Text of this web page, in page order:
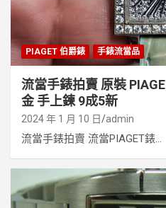
PIAGET 伯爵錶 手錶流當品
流當手錶拍賣 原裝
金 手上鍊 9成5新
2024 年 1 月 10 日 admin
流當手錶拍賣 流當PIAGET錶...